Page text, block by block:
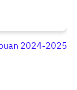
2024-2025